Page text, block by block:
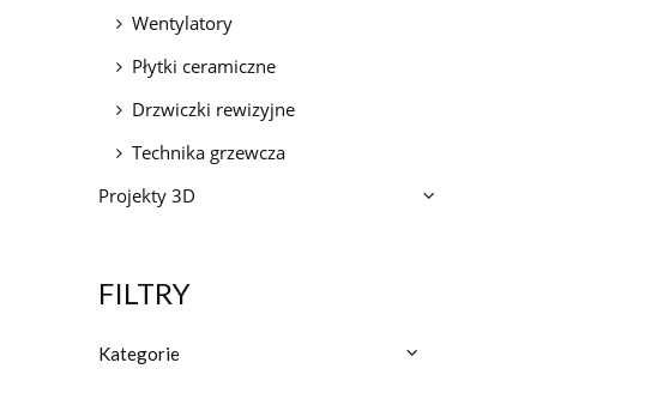
Wentylatory
Płytki ceramiczne
Drzwiczki rewizyjne
Technika grzewcza
Projekty 3D
FILTRY
Kategorie